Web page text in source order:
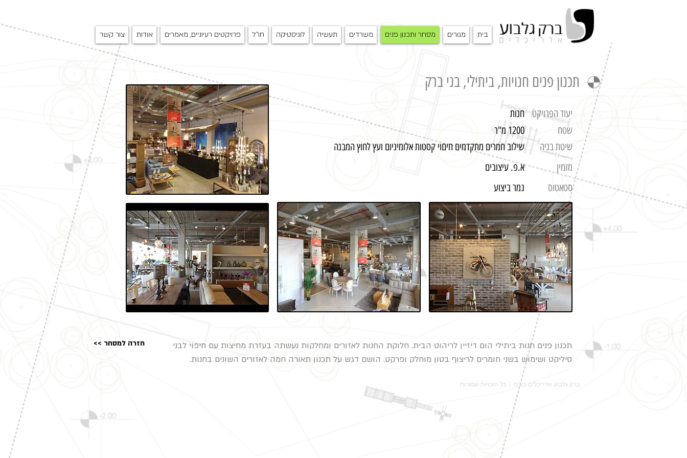
צור קשר אודות פרויקטים רעיוניים, מאמרים חו"ל לוגיסטיקה תעשיה משרדים מסחר ותכנון פנים מגורים בית
תכנון פנים חנויות, ביתילי, בני ברק
יעוד הפרויקט
שטח
שיטת בניה
מזמין
סטאטוס
חנות
1200 מ"ר
שילוב חמרים מתקדמים חיםוי קסטות אלומיניום ועץ לחוץ המבנה
א.פ. עיצובים
גמר ביצוע
<< חזרה למסחר
תכנון פנים חנות ביתילי הום דיזיין לריהוט הבית. חלוקת החנות לאזורים ומחלקות נעשתה בעזרת מחיצות עם חיפוי לבני
סיליקט ושימוש בשני חומרים לריצוף בטון מוחלק ופרקט. הושם דגש על תכנון תאורה חמה לאזורים השונים בחנות.
ברק גלבוע אדריכלים בע"מ | כל הזכויות שמורות